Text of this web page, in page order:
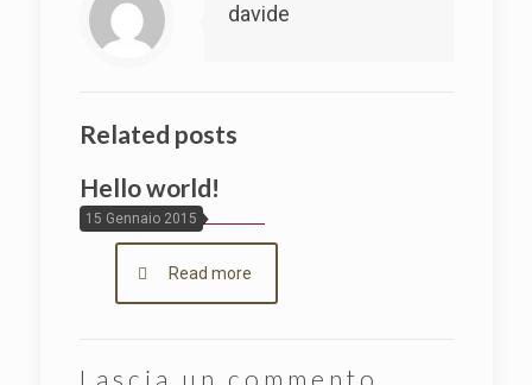
davide
Related posts
15 Gennaio 2015
Hello world!
Read more
Lascia un commento